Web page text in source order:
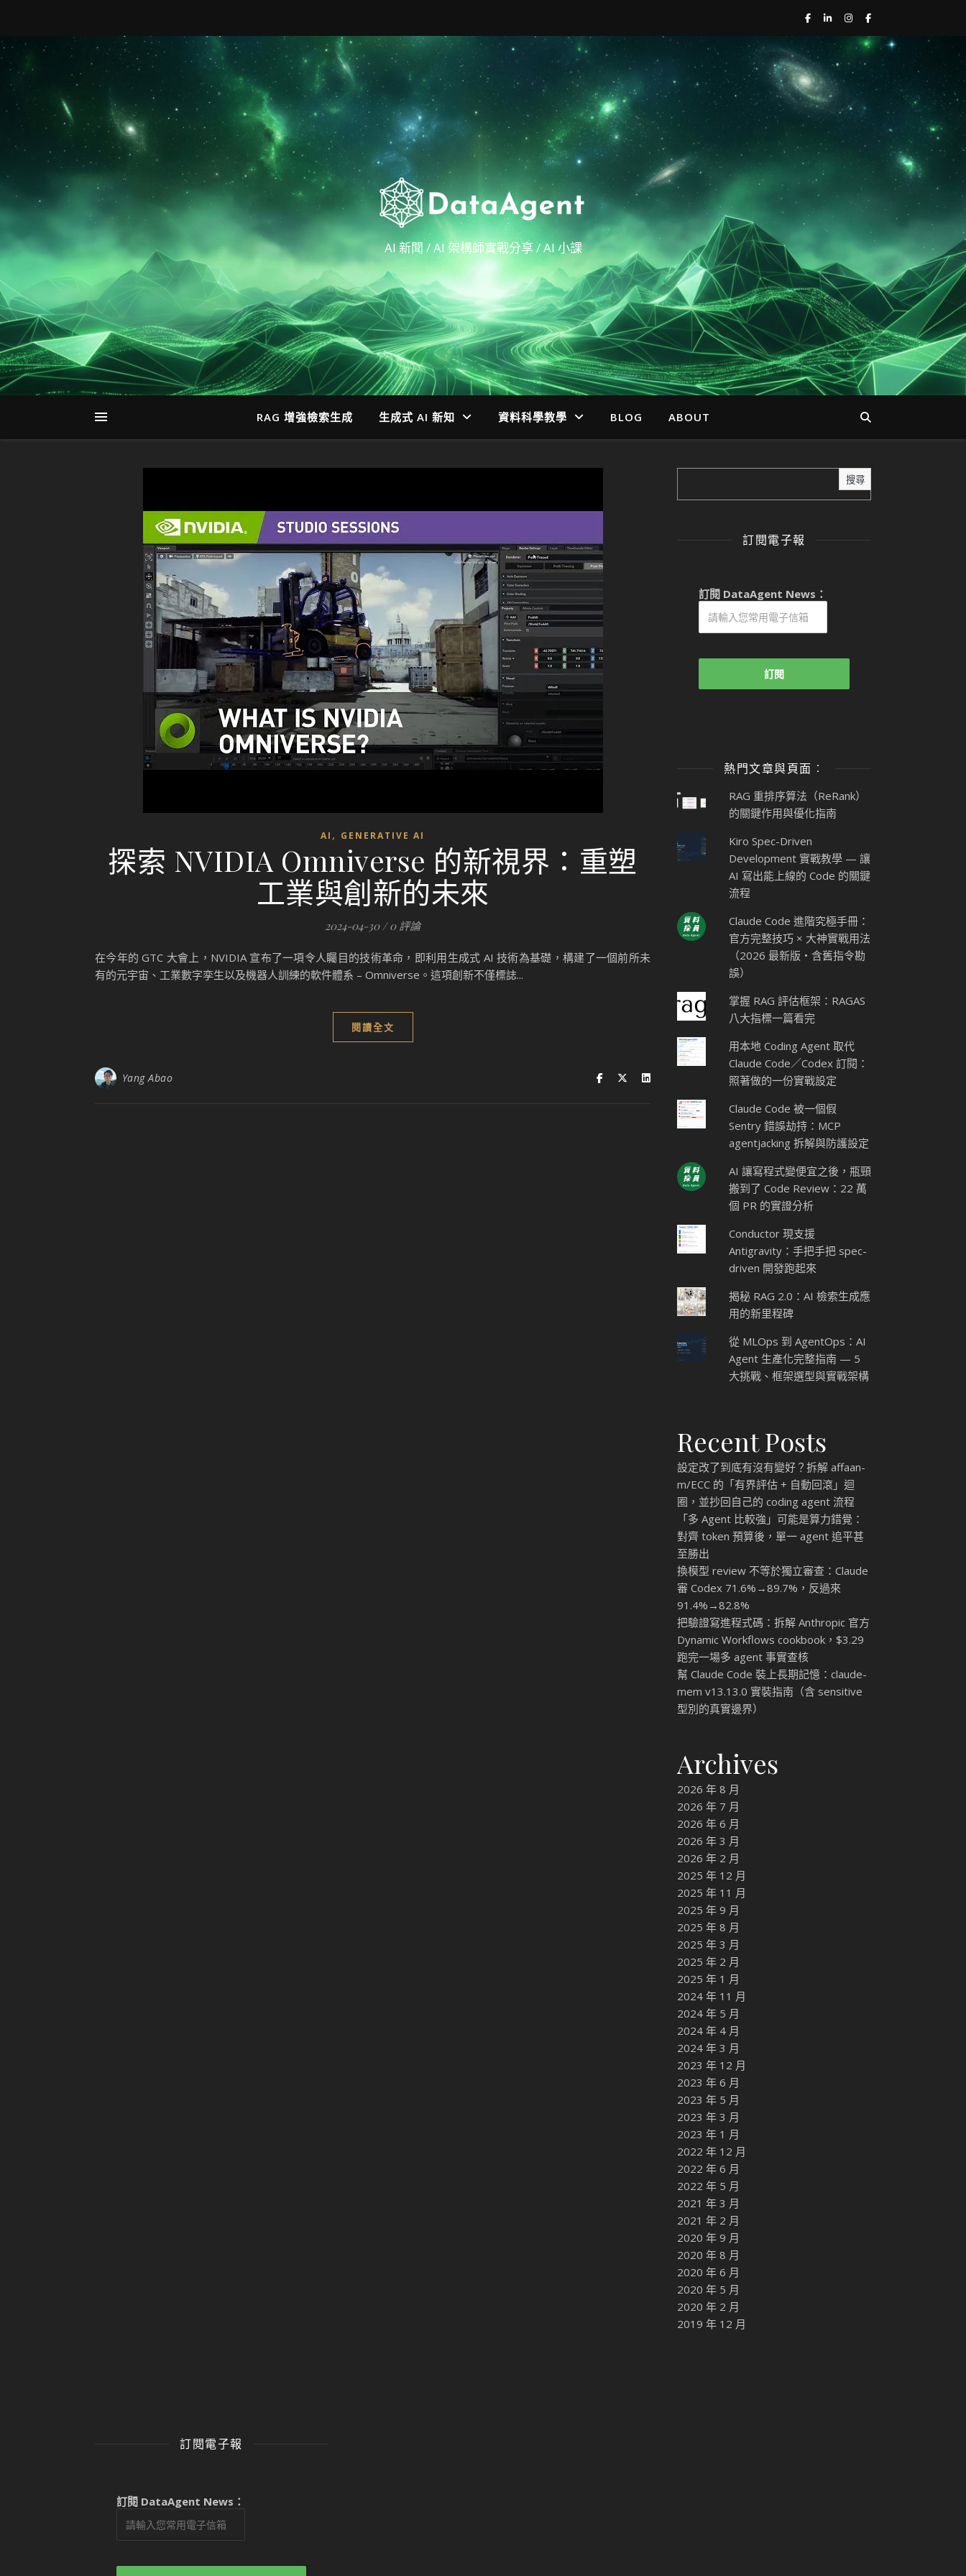
AI 新聞 / AI 架構師實戰分享 / AI 小課
RAG 增強檢索生成 生成式 AI 新知 資料科學教學 BLOG ABOUT
AI , GENERATIVE AI
探索 NVIDIA Omniverse 的新視界：重塑
工業與創新的未來
2024-04-30 / 0 評論
在今年的 GTC 大會上，NVIDIA 宣布了一項令人矚目的技術革命，即利用生成式 AI 技術為基礎，構建了一個前所未
有的元宇宙、工業數字孪生以及機器人訓練的軟件體系 – Omniverse。這項創新不僅標誌...
閱讀全文
Yang Abao
搜尋
訂閱電子報
訂閱 DataAgent News：
熱門文章與頁面︰
RAG 重排序算法（ReRank）
的關鍵作用與優化指南
Kiro Spec-Driven
Development 實戰教學 — 讓
AI 寫出能上線的 Code 的關鍵
流程
Claude Code 進階究極手冊：
官方完整技巧 × 大神實戰用法
（2026 最新版・含舊指令勘
誤）
掌握 RAG 評估框架：RAGAS
八大指標一篇看完
用本地 Coding Agent 取代
Claude Code／Codex 訂閱：
照著做的一份實戰設定
Claude Code 被一個假
Sentry 錯誤劫持：MCP
agentjacking 拆解與防護設定
AI 讓寫程式變便宜之後，瓶頸
搬到了 Code Review：22 萬
個 PR 的實證分析
Conductor 現支援
Antigravity：手把手把 spec-
driven 開發跑起來
揭秘 RAG 2.0：AI 檢索生成應
用的新里程碑
從 MLOps 到 AgentOps：AI
Agent 生產化完整指南 — 5
大挑戰、框架選型與實戰架構
Recent Posts
設定改了到底有沒有變好？拆解 affaan-
m/ECC 的「有界評估 + 自動回滾」迴
圈，並抄回自己的 coding agent 流程
「多 Agent 比較強」可能是算力錯覺：
對齊 token 預算後，單一 agent 追平甚
至勝出
換模型 review 不等於獨立審查：Claude
審 Codex 71.6%→89.7%，反過來
91.4%→82.8%
把驗證寫進程式碼：拆解 Anthropic 官方
Dynamic Workflows cookbook，$3.29
跑完一場多 agent 事實查核
幫 Claude Code 裝上長期記憶：claude-
mem v13.13.0 實裝指南（含 sensitive
型別的真實邊界）
Archives
2026 年 8 月
2026 年 7 月
2026 年 6 月
2026 年 3 月
2026 年 2 月
2025 年 12 月
2025 年 11 月
2025 年 9 月
2025 年 8 月
2025 年 3 月
2025 年 2 月
2025 年 1 月
2024 年 11 月
2024 年 5 月
2024 年 4 月
2024 年 3 月
2023 年 12 月
2023 年 6 月
2023 年 5 月
2023 年 3 月
2023 年 1 月
2022 年 12 月
2022 年 6 月
2022 年 5 月
2021 年 3 月
2021 年 2 月
2020 年 9 月
2020 年 8 月
2020 年 6 月
2020 年 5 月
2020 年 2 月
2019 年 12 月
訂閱電子報
訂閱 DataAgent News：